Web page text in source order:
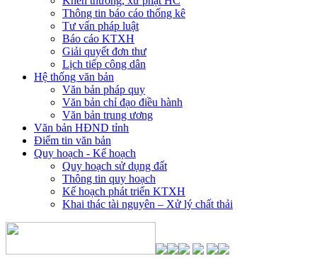
Thông tin báo cáo thống kê
Tư vấn pháp luật
Báo cáo KTXH
Giải quyết đơn thư
Lịch tiếp công dân
Hệ thống văn bản
Văn bản pháp quy
Văn bản chỉ đạo điều hành
Văn bản trung ương
Văn bản HĐND tỉnh
Điểm tin văn bản
Quy hoạch - Kế hoạch
Quy hoạch sử dụng đất
Thông tin quy hoạch
Kế hoạch phát triển KTXH
Khai thác tài nguyên – Xử lý chất thải